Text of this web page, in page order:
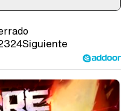
24Siguiente